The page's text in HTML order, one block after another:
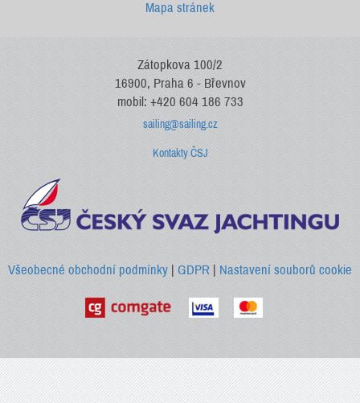
Mapa stránek
Zátopkova 100/2
16900, Praha 6 - Břevnov
mobil: +420 604 186 733
sailing@sailing.cz
Kontakty ČSJ
Všeobecné obchodní podmínky |GDPR|Nastavení souborů cookie